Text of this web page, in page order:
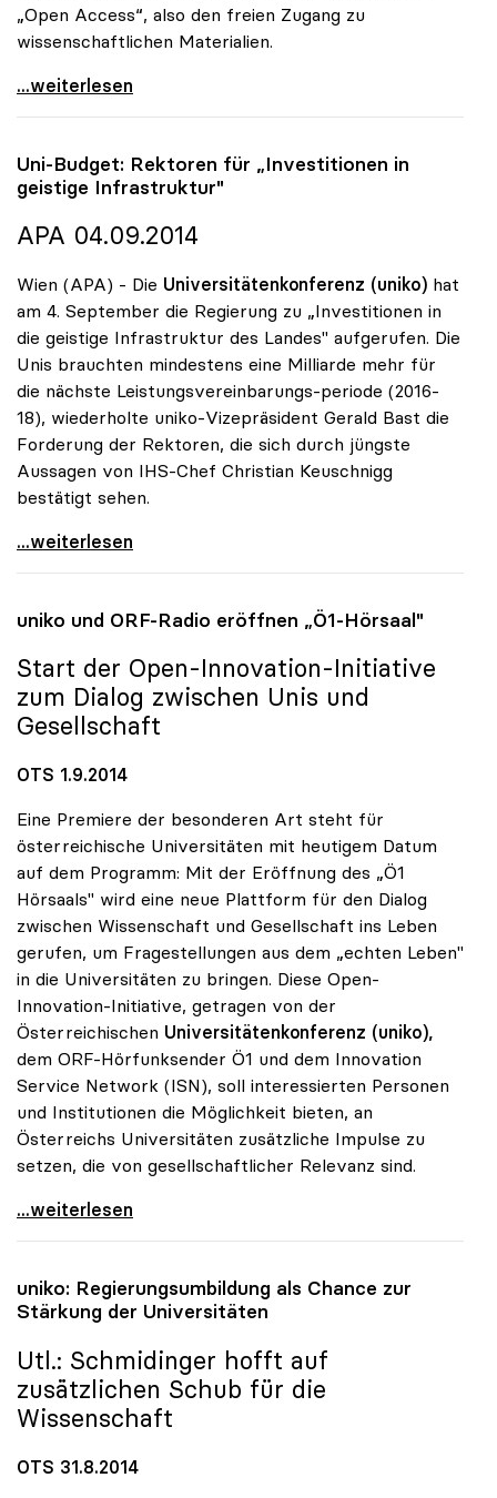
„Open Access“, also den freien Zugang zu
wissenschaftlichen Materialien.
uniko will Investitionen in mehr Studienplätze,
...weiterlesen
Uni-Budget: Rektoren für „Investitionen in
geistige Infrastruktur"
APA 04.09.2014
Wien (APA) - Die Universitätenkonferenz (uniko) hat
am 4. September die Regierung zu „Investitionen in
die geistige Infrastruktur des Landes" aufgerufen. Die
Unis brauchten mindestens eine Milliarde mehr für
die nächste Leistungsvereinbarungs-periode (2016-
18), wiederholte uniko-Vizepräsident Gerald Bast die
Forderung der Rektoren, die sich durch jüngste
Aussagen von IHS-Chef Christian Keuschnigg
bestätigt sehen.
Uni-Budget: Rektoren für „Investitionen in
...weiterlesen
uniko und ORF-Radio eröffnen „Ö1-Hörsaal"
Start der Open-Innovation-Initiative
zum Dialog zwischen Unis und
Gesellschaft
OTS 1.9.2014
Eine Premiere der besonderen Art steht für
österreichische Universitäten mit heutigem Datum
auf dem Programm: Mit der Eröffnung des „Ö1
Hörsaals" wird eine neue Plattform für den Dialog
zwischen Wissenschaft und Gesellschaft ins Leben
gerufen, um Fragestellungen aus dem „echten Leben"
in die Universitäten zu bringen. Diese Open-
Innovation-Initiative, getragen von der
Österreichischen Universitätenkonferenz (uniko),
dem ORF-Hörfunksender Ö1 und dem Innovation
Service Network (ISN), soll interessierten Personen
und Institutionen die Möglichkeit bieten, an
Österreichs Universitäten zusätzliche Impulse zu
setzen, die von gesellschaftlicher Relevanz sind.
uniko und ORF-Radio eröffnen „Ö1-Hörsaal\"
...weiterlesen
uniko: Regierungsumbildung als Chance zur
Stärkung der Universitäten
Utl.: Schmidinger hofft auf
zusätzlichen Schub für die
Wissenschaft
OTS 31.8.2014